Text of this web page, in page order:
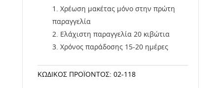
Χρέωση μακέτας μόνο στην πρώτη
παραγγελία
Ελάχιστη παραγγελία 20 κιβώτια
Χρόνος παράδοσης 15-20 ημέρες
ΚΩΔΙΚΌΣ ΠΡΟΪΌΝΤΟΣ: 02-118